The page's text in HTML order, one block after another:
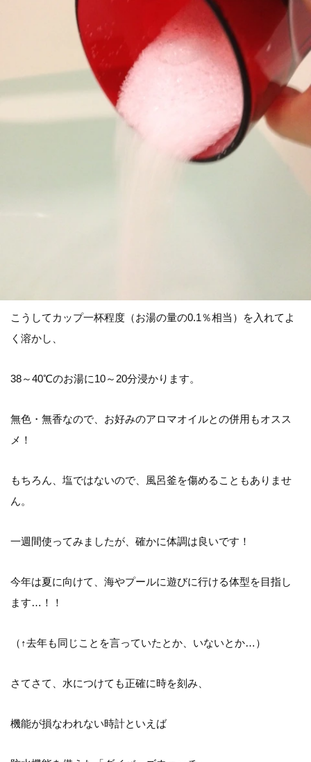
こうしてカップ一杯程度（お湯の量の0.1％相当）を入れてよ
く溶かし、
38～40℃のお湯に10～20分浸かります。
無色・無香なので、お好みのアロマオイルとの併用もオスス
メ！
もちろん、塩ではないので、風呂釜を傷めることもありませ
ん。
一週間使ってみましたが、確かに体調は良いです！
今年は夏に向けて、海やプールに遊びに行ける体型を目指し
ます…！！
（↑去年も同じことを言っていたとか、いないとか…）
さてさて、水につけても正確に時を刻み、
機能が損なわれない時計といえば